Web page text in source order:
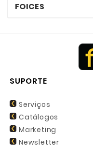
FOICES
SUPORTE
Serviços
Catálogos
Marketing
Newsletter